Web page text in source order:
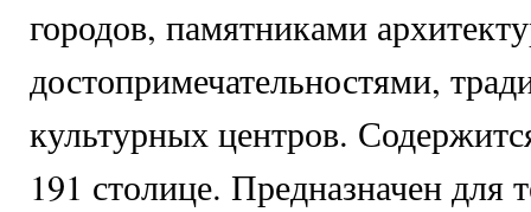
городов, памятниками
достопримечательностями,
культурных центров.
191 столице. Предназначен для